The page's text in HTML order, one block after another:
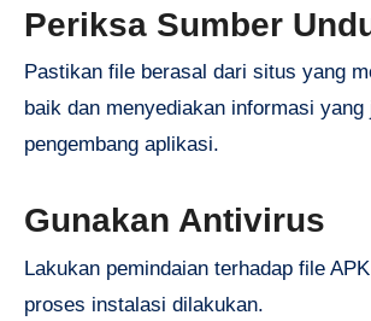
Periksa Sumber
Pastikan file berasal dari situs yang
baik dan menyediakan informasi yang
pengembang aplikasi.
Gunakan Antivirus
Lakukan pemindaian terhadap file
proses instalasi dilakukan.